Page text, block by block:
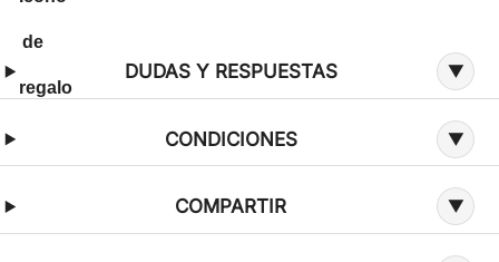
Información adicional sobre la oferta
DUDAS Y RESPUESTAS
CONDICIONES
COMPARTIR